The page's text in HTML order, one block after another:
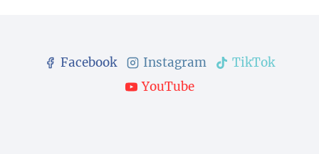
Facebook Instagram
TikTok
YouTube